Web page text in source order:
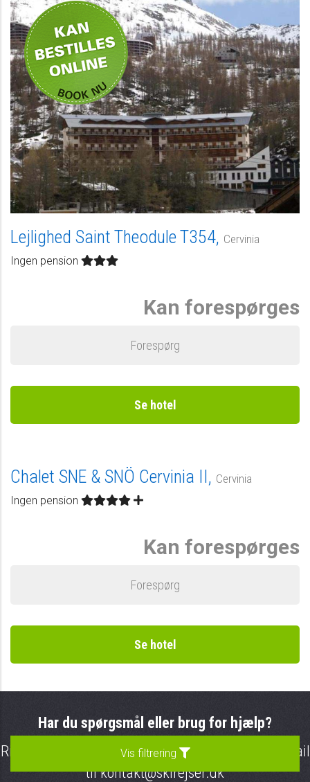
Vis filtrering
Kan bestilles i uge 7
Lejlighed Saint Theodule T354, Cervinia
Ingen pension
Kan forespørges
Forespørg
Se hotel
Chalet SNE & SNÖ Cervinia II, Cervinia
Ingen pension
Kan forespørges
Forespørg
Se hotel
Har du spørgsmål eller brug for hjælp?
Ring til os på telefon7023 1819eller send en e-mail
tilkontakt@skirejser.dk